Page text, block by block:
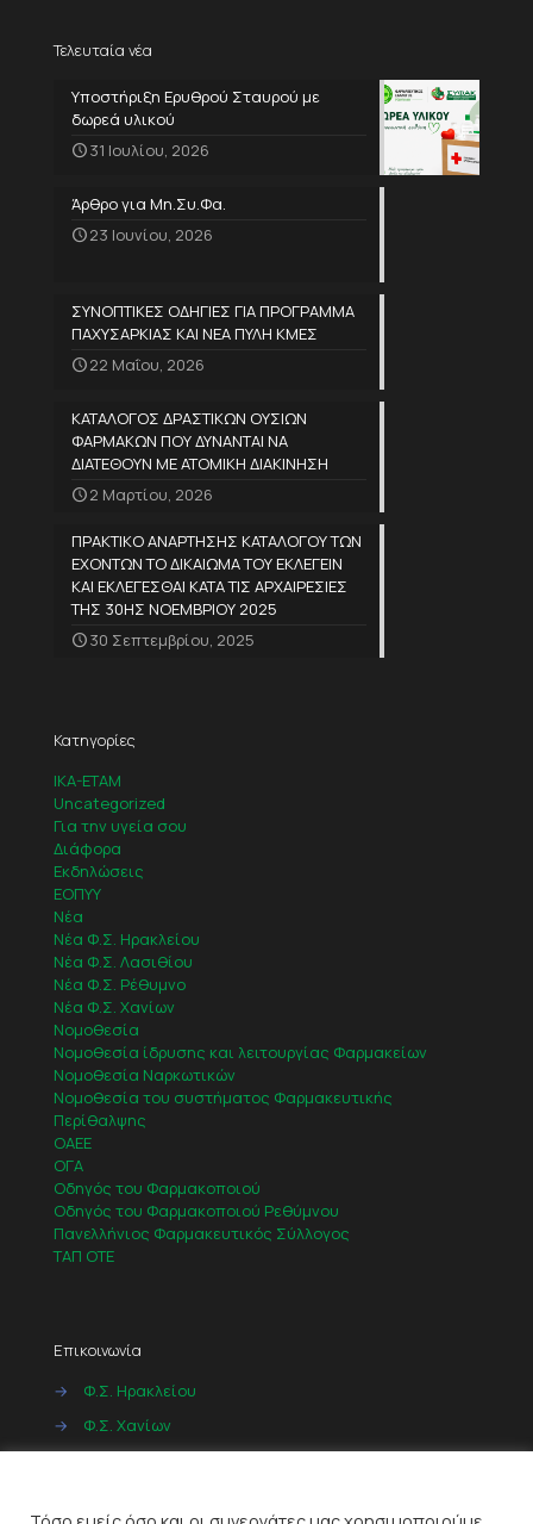
Τελευταία νέα
Υποστήριξη Ερυθρού Σταυρού με
δωρεά υλικού
31 Ιουλίου, 2026
Άρθρο για Μη.Συ.Φα.
23 Ιουνίου, 2026
ΣΥΝΟΠΤΙΚΕΣ ΟΔΗΓΙΕΣ ΓΙΑ ΠΡΟΓΡΑΜΜΑ
ΠΑΧΥΣΑΡΚΙΑΣ ΚΑΙ ΝΕΑ ΠΥΛΗ ΚΜΕΣ
22 Μαΐου, 2026
ΚΑΤΑΛΟΓΟΣ ΔΡΑΣΤΙΚΩΝ ΟΥΣΙΩΝ
ΦΑΡΜΑΚΩΝ ΠΟΥ ΔΥΝΑΝΤΑΙ ΝΑ
ΔΙΑΤΕΘΟΥΝ ΜΕ ΑΤΟΜΙΚΗ ΔΙΑΚΙΝΗΣΗ
2 Μαρτίου, 2026
ΠΡΑΚΤΙΚΟ ΑΝΑΡΤΗΣΗΣ ΚΑΤΑΛΟΓΟΥ ΤΩΝ
ΕΧΟΝΤΩΝ ΤΟ ΔΙΚΑΙΩΜΑ ΤΟΥ ΕΚΛΕΓΕΙΝ
ΚΑΙ ΕΚΛΕΓΕΣΘΑΙ ΚΑΤΑ ΤΙΣ ΑΡΧΑΙΡΕΣΙΕΣ
ΤΗΣ 30ΗΣ ΝΟΕΜΒΡΙΟΥ 2025
30 Σεπτεμβρίου, 2025
Κατηγορίες
IKA-ETAM
Uncategorized
Για την υγεία σου
Διάφορα
Εκδηλώσεις
ΕΟΠΥΥ
Νέα
Νέα Φ.Σ. Ηρακλείου
Νέα Φ.Σ. Λασιθίου
Νέα Φ.Σ. Ρέθυμνο
Νέα Φ.Σ. Χανίων
Νομοθεσία
Νομοθεσία ίδρυσης και λειτουργίας Φαρμακείων
Νομοθεσία Ναρκωτικών
Νομοθεσία του συστήματος Φαρμακευτικής
Περίθαλψης
ΟΑΕΕ
ΟΓΑ
Οδηγός του Φαρμακοποιού
Οδηγός του Φαρμακοποιού Ρεθύμνου
Πανελλήνιος Φαρμακευτικός Σύλλογος
ΤΑΠ ΟΤΕ
Επικοινωνία
→
Φ.Σ. Ηρακλείου
→
Φ.Σ. Χανίων